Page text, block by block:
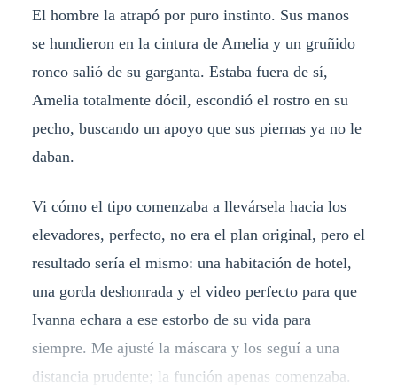
El hombre la atrapó por puro instinto. Sus manos
se hundieron en la cintura de Amelia y un gruñido
ronco salió de su garganta. Estaba fuera de sí,
Amelia totalmente dócil, escondió el rostro en su
pecho, buscando un apoyo que sus piernas ya no le
daban.
Vi cómo el tipo comenzaba a llevársela hacia los
elevadores, perfecto, no era el plan original, pero el
resultado sería el mismo: una habitación de hotel,
una gorda deshonrada y el video perfecto para que
Ivanna echara a ese estorbo de su vida para
siempre. Me ajusté la máscara y los seguí a una
distancia prudente; la función apenas comenzaba.